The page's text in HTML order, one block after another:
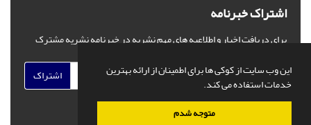
این وب سایت از کوکی ها برای اطمینان از ارائه بهترین
خدمات استفاده می کند.
متوجه شدم
اشتراک خبرنامه
برای دریافت اخبار و اطلاعیه های مهم نشریه در خبرنامه نشریه مشترک
اشتراک